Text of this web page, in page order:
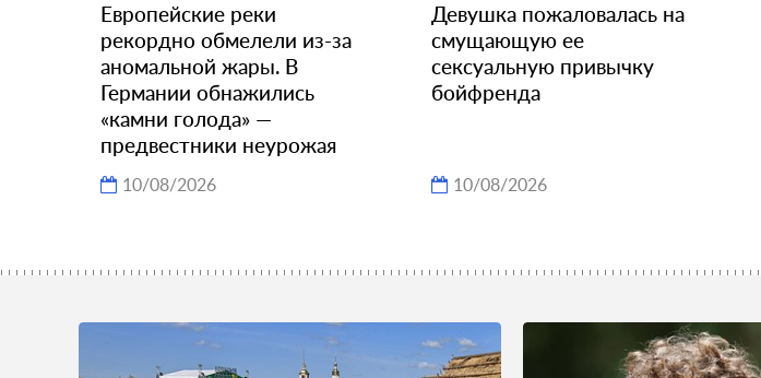
Европейские реки
рекордно обмелели из-за
аномальной жары. В
Германии обнажились
«камни голода» —
предвестники неурожая
10/08/2026
Девушка пожаловалась на
смущающую ее
сексуальную привычку
бойфренда
10/08/2026